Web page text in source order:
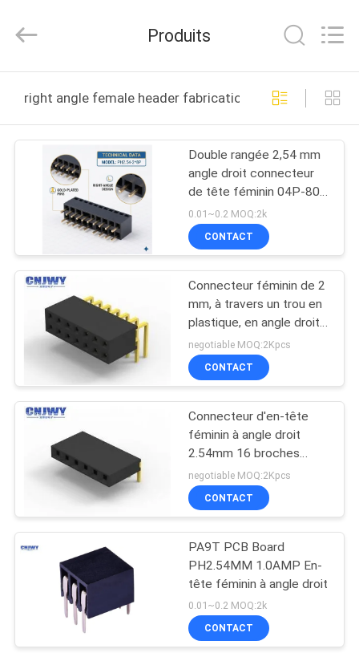
PRODUITS
SUJET
NOUS
VISITE
D'USINE
CONTRÔLE
DE
QUALITÉ
CONTACTEZ-
NOUS
DEMANDEZ
UNE
CITATION
Electronic
Rights
Produits
right angle female header fabrication en ligne
Double rangée 2,54 mm
angle droit connecteur
de tête féminin 04P-80P
Or Flash PA6T PCB à
travers le trou
0.01~0.2 MOQ:2k
CONTACT
Connecteur féminin de 2
mm, à travers un trou en
plastique, en angle droit,
tête féminine
negotiable MOQ:2Kpcs
CONTACT
Connecteur d'en-tête
féminin à angle droit
2.54mm 16 broches
Longueur de broche
personnalisée
negotiable MOQ:2Kpcs
CONTACT
PA9T PCB Board
PH2.54MM 1.0AMP En-
tête féminin à angle droit
0.01~0.2 MOQ:2k
CONTACT